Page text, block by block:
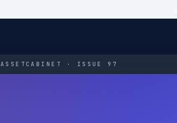
ASSETCABINET · ISSUE 97